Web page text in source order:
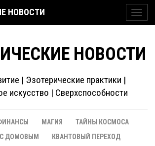
НОВОСТИ
НОВОСТИ
| Эзотерические практики |
искусство | Сверхспособности
МАГИЯ
ТАЙНЫ КОСМОСА
С ДОМОВЫМ
КВАНТОВЫЙ ПЕРЕХОД